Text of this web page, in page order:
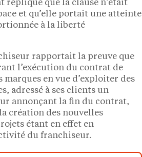
répliqué que la clause n’était
et qu’elle portait une atteinte
à la liberté
rapportait la preuve que
l’exécution du contrat de
marques en vue d’exploiter des
adressé à ses clients un
annonçant la fin du contrat,
création des nouvelles
étant en effet en
du franchiseur.